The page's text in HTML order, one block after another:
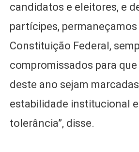
candidatos e eleitores, e
partícipes,
Constituição Federal,
compromissados para
deste ano sejam
estabilidade institucional
tolerância”, disse.